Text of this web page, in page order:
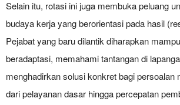
Selain itu, rotasi ini juga membuka peluang
budaya kerja yang berorientasi pada hasil
Pejabat yang baru dilantik diharapkan
beradaptasi, memahami tantangan di
menghadirkan solusi konkret bagi persoalan
dari pelayanan dasar hingga percepatan